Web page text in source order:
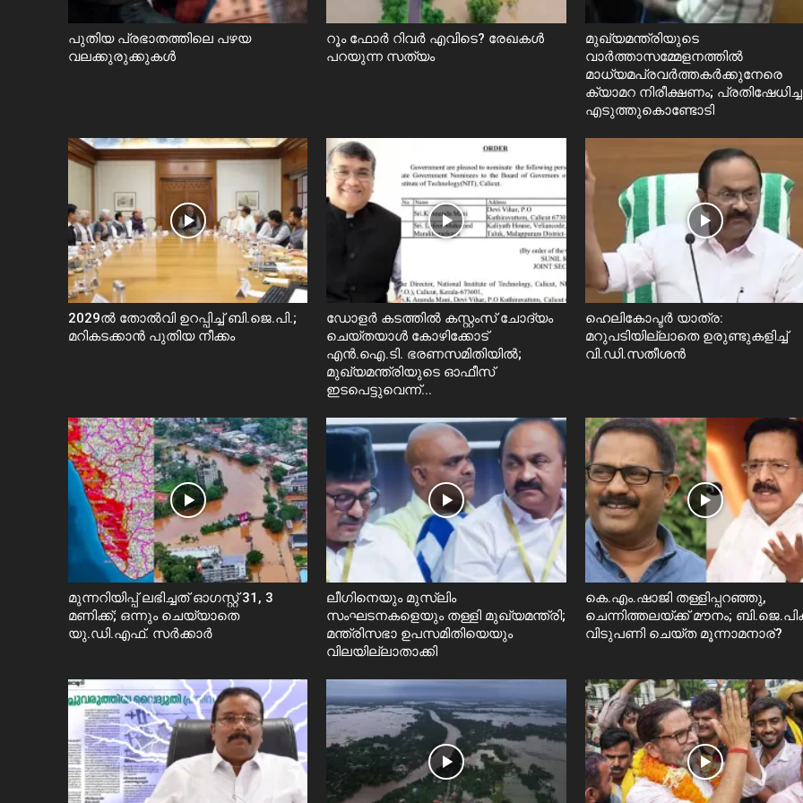
പുതിയ പ്രഭാതത്തിലെ പഴയ
വലക്കുരുക്കുകൾ
റൂം ഫോർ റിവർ എവിടെ? രേഖകൾ
പറയുന്ന സത്യം
മുഖ്യമന്ത്രിയുടെ
വാർത്താസമ്മേളനത്തിൽ
മാധ്യമപ്രവർത്തകർക്കുനേരെ
ക്യാമറ നിരീക്ഷണം;
എടുത്തുകൊണ്ടോടി
2029ൽ തോല്‍വി ഉറപ്പിച്ച് ബി.ജെ.പി.;
മറികടക്കാൻ പുതിയ നീക്കം
ഡോളർ കടത്തിൽ കസ്റ്റംസ് ചോദ്യം
ചെയ്തയാൾ കോഴിക്കോട്
എൻ.ഐ.ടി. ഭരണസമിതിയിൽ;
മുഖ്യമന്ത്രിയുടെ ഓഫീസ്
ഇടപെട്ടുവെന്ന്...
ഹെലികോപ്ടര്‍ യാത്ര:
മറുപടിയില്ലാതെ ഉരുണ്ടുകളിച്ച്
വി.ഡി.സതീശൻ
മുന്നറിയിപ്പ് ലഭിച്ചത് ഓഗസ്റ്റ് 31, 3
മണിക്ക്; ഒന്നും ചെയ്യാതെ
യു.ഡി.എഫ്. സർക്കാര്‍
ലീഗിനെയും മുസ്ലിം
സംഘടനകളെയും തള്ളി മുഖ്യമന്ത്രി;
മന്ത്രിസഭാ ഉപസമിതിയെയും
വിലയില്ലാതാക്കി
കെ.എം.ഷാജി തള്ളിപ്പറഞ്ഞു,
ചെന്നിത്തലയ്ക്ക് മൗനം;
വിടുപണി ചെയ്ത മൂന്നാമനാര്?